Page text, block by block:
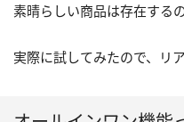
素晴らしい商品は存在する
実際に試してみたので、リ